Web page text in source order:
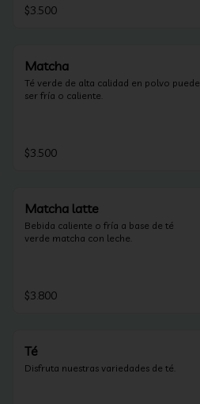
$3.500
Matcha
Té verde de alta calidad en polvo puede
ser fría o caliente.
$3.500
Matcha latte
Bebida caliente o fría a base de té
verde matcha con leche.
$3.800
Té
Disfruta nuestras variedades de té.